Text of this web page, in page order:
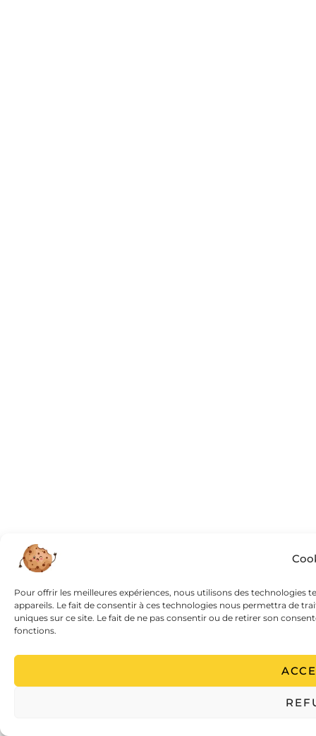
Pour offrir les meilleures expériences, nous utilisons des technologies
appareils. Le fait de consentir à ces technologies nous permettra de
uniques sur ce site. Le fait de ne pas consentir ou de retirer son
fonctions.